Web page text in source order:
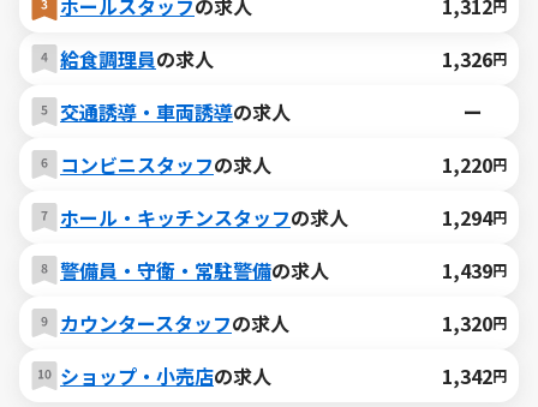
円
給食調理員の求人 1,326円
交通誘導・車両誘導の求人
ー
コンビニスタッフの求人 1,220円
ホール・キッチンスタッフの求人 1,294円
警備員・守衛・常駐警備の求人 1,439円
カウンタースタッフの求人 1,320円
ショップ・小売店の求人 1,342円